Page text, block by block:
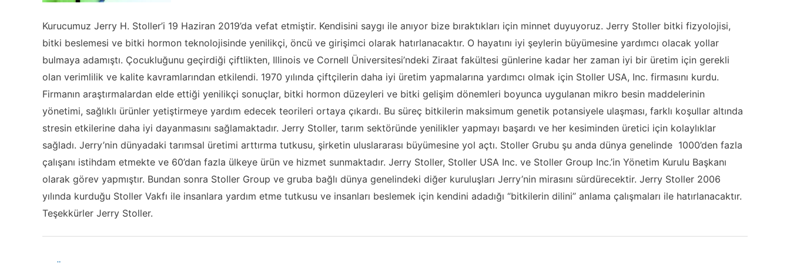
Kurucumuz Jerry H. Stoller’i 19 Haziran 2019’da vefat etmiştir. Kendisini saygı ile anıyor bize bıraktıkları için minnet duyuyoruz. Jerry Stoller bitki fizyolojisi,
bitki beslemesi ve bitki hormon teknolojisinde yenilikçi, öncü ve girişimci olarak hatırlanacaktır. O hayatını iyi şeylerin büyümesine yardımcı olacak yollar
bulmaya adamıştı. Çocukluğunu geçirdiği çiftlikten, Illinois ve Cornell Üniversitesi’ndeki Ziraat fakültesi günlerine kadar her zaman iyi bir üretim için gerekli
olan verimlilik ve kalite kavramlarından etkilendi. 1970 yılında çiftçilerin daha iyi üretim yapmalarına yardımcı olmak için Stoller USA, Inc. firmasını kurdu.
Firmanın araştırmalardan elde ettiği yenilikçi sonuçlar, bitki hormon düzeyleri ve bitki gelişim dönemleri boyunca uygulanan mikro besin maddelerinin
yönetimi, sağlıklı ürünler yetiştirmeye yardım edecek teorileri ortaya çıkardı. Bu süreç bitkilerin maksimum genetik potansiyele ulaşması, farklı koşullar altında
stresin etkilerine daha iyi dayanmasını sağlamaktadır. Jerry Stoller, tarım sektöründe yenilikler yapmayı başardı ve her kesiminden üretici için kolaylıklar
sağladı. Jerry’nin dünyadaki tarımsal üretimi arttırma tutkusu, şirketin uluslararası büyümesine yol açtı. Stoller Grubu şu anda dünya genelinde 1000’den fazla
çalışanı istihdam etmekte ve 60’dan fazla ülkeye ürün ve hizmet sunmaktadır. Jerry Stoller, Stoller USA Inc. ve Stoller Group Inc.’in Yönetim Kurulu Başkanı
olarak görev yapmıştır. Bundan sonra Stoller Group ve gruba bağlı dünya genelindeki diğer kuruluşları Jerry’nin mirasını sürdürecektir. Jerry Stoller 2006
yılında kurduğu Stoller Vakfı ile insanlara yardım etme tutkusu ve insanları beslemek için kendini adadığı “bitkilerin dilini” anlama çalışmaları ile hatırlanacaktır.
Teşekkürler Jerry Stoller.